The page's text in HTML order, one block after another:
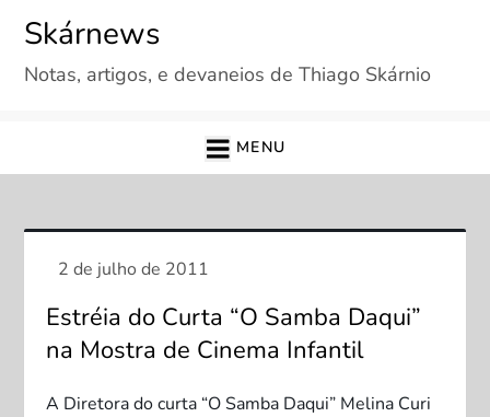
content
Skárnews
Notas, artigos, e devaneios de Thiago Skárnio
MENU
Estréia do Curta “O Samba Daqui”
na Mostra de Cinema Infantil
A Diretora do curta “O Samba Daqui” Melina Curi